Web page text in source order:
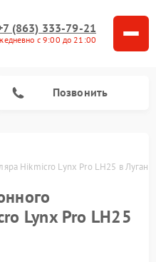
(863) 333-79-21
с 9:00 до 21:00
Позвонить
Hikmicro Lynx Pro LH25 в
Lynx Pro LH25